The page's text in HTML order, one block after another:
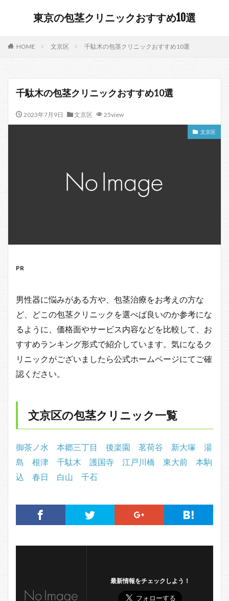
東京の包茎クリニックおすすめ10選
HOME 文京区 千駄木の包茎クリニックおすすめ10選
千駄木の包茎クリニックおすすめ10選
2023年7月9日 文京区 25view
文京区
PR
男性器に悩みがある方や、包茎治療をお考えの方な
ど、どこの包茎クリニックを選べば良いのか参考にな
るように、価格面やサービス内容などを比較して、お
すすめランキング形式で紹介しています。気になるク
リニックがございましたら公式ホームページにてご確
認ください。
文京区の包茎クリニック一覧
御茶ノ水 本郷三丁目 後楽園 茗荷谷 新大塚
湯
島
根津 千駄木 護国寺 江戸川橋 東大前
本駒
込
春日 白山 千石
最新情報をチェックしよう！